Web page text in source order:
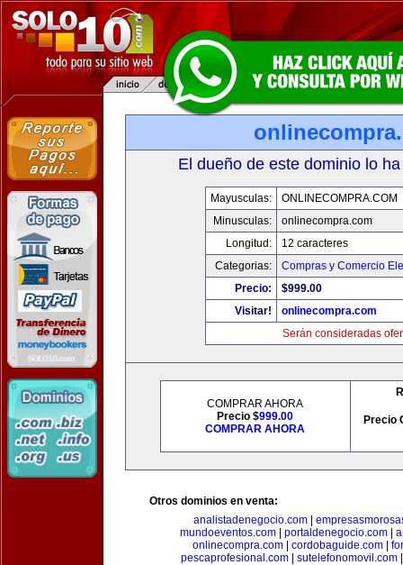
El dueño de este dominio lo
Mayusculas:
ONLINECOMPRA.COM
Minusculas:
onlinecompra.com
Longitud:
12 caracteres
Categorias:
Compras y Comercio
Precio:
$999.00
Visitar!
onlinecompra.com
Serán consideradas
COMPRAR AHORA
Precio $999.00
COMPRAR AHORA
Precio
Otros dominios en venta:
analistadenegocio.com
mundoeventos.com| portaldenegocio.com|
onlinecompra.com| cordobaguide.com|
pescaprofesional.com| sutelefonomovil.com